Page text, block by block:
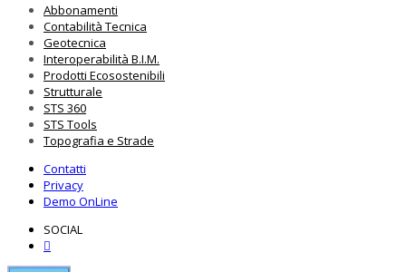
Abbonamenti
Contabilità Tecnica
Geotecnica
Interoperabilità B.I.M.
Prodotti Ecosostenibili
Strutturale
STS 360
STS Tools
Topografia e Strade
Contatti
Privacy
Demo OnLine
SOCIAL